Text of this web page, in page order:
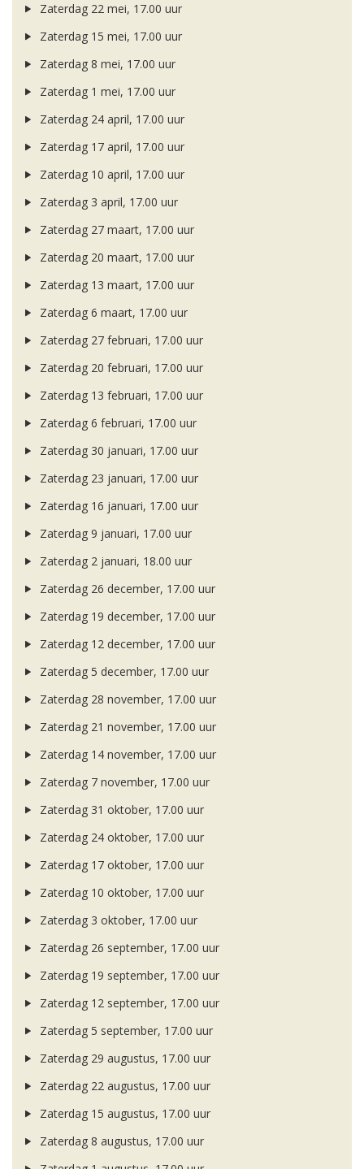
Zaterdag 22 mei, 17.00 uur
Zaterdag 15 mei, 17.00 uur
Zaterdag 8 mei, 17.00 uur
Zaterdag 1 mei, 17.00 uur
Zaterdag 24 april, 17.00 uur
Zaterdag 17 april, 17.00 uur
Zaterdag 10 april, 17.00 uur
Zaterdag 3 april, 17.00 uur
Zaterdag 27 maart, 17.00 uur
Zaterdag 20 maart, 17.00 uur
Zaterdag 13 maart, 17.00 uur
Zaterdag 6 maart, 17.00 uur
Zaterdag 27 februari, 17.00 uur
Zaterdag 20 februari, 17.00 uur
Zaterdag 13 februari, 17.00 uur
Zaterdag 6 februari, 17.00 uur
Zaterdag 30 januari, 17.00 uur
Zaterdag 23 januari, 17.00 uur
Zaterdag 16 januari, 17.00 uur
Zaterdag 9 januari, 17.00 uur
Zaterdag 2 januari, 18.00 uur
Zaterdag 26 december, 17.00 uur
Zaterdag 19 december, 17.00 uur
Zaterdag 12 december, 17.00 uur
Zaterdag 5 december, 17.00 uur
Zaterdag 28 november, 17.00 uur
Zaterdag 21 november, 17.00 uur
Zaterdag 14 november, 17.00 uur
Zaterdag 7 november, 17.00 uur
Zaterdag 31 oktober, 17.00 uur
Zaterdag 24 oktober, 17.00 uur
Zaterdag 17 oktober, 17.00 uur
Zaterdag 10 oktober, 17.00 uur
Zaterdag 3 oktober, 17.00 uur
Zaterdag 26 september, 17.00 uur
Zaterdag 19 september, 17.00 uur
Zaterdag 12 september, 17.00 uur
Zaterdag 5 september, 17.00 uur
Zaterdag 29 augustus, 17.00 uur
Zaterdag 22 augustus, 17.00 uur
Zaterdag 15 augustus, 17.00 uur
Zaterdag 8 augustus, 17.00 uur